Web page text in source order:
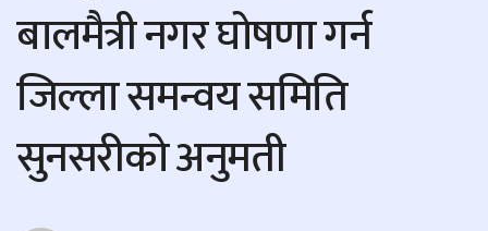
बालमैत्री नगर घोषणा गर्न
जिल्ला समन्वय समिति
सुनसरीको अनुमती